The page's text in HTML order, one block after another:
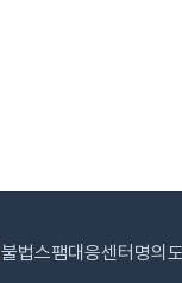
불법스팸대응센터 명의